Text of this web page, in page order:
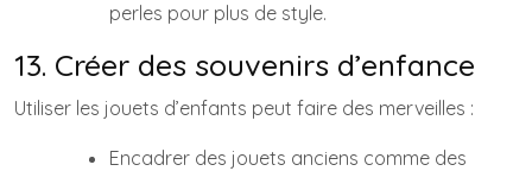
perles pour plus de style.
13. Créer des souvenirs d’enfance
Utiliser les jouets d’enfants peut faire des merveilles :
Encadrer des jouets anciens comme des